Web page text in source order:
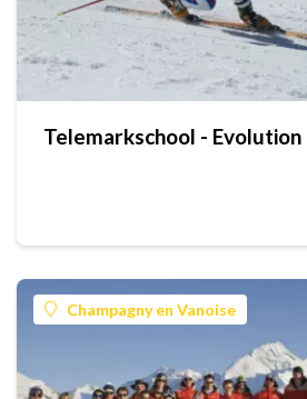
Telemarkschool - Evolution
Champagny en Vanoise